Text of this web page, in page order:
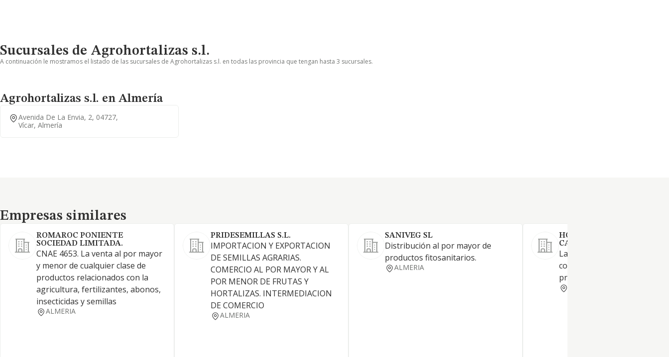
Sucursales de Agrohortalizas s.l.
A continuación le mostramos el listado de las sucursales de Agrohortalizas s.l. en todas las provincia que tengan hasta 3 sucursales.
Agrohortalizas s.l. en Almería
Avenida De La Envia, 2, 04727,
Vícar, Almería
Empresas similares
Empresas similares
ROMAROC PONIENTE
SOCIEDAD LIMITADA.
CNAE 4653. La venta al por mayor
y menor de cualquier clase de
productos relacionados con la
agricultura, fertilizantes, abonos,
insecticidas y semillas
ALMERIA
PRIDESEMILLAS S.L.
IMPORTACION Y EXPORTACION
DE SEMILLAS AGRARIAS.
COMERCIO AL POR MAYOR Y AL
POR MENOR DE FRUTAS Y
HORTALIZAS. INTERMEDIACION
DE COMERCIO
ALMERIA
SANIVEG SL
Distribución al por mayor de
productos fitosanitarios.
ALMERIA
HORTALIZAS LIDMERCARR
CAMPOS DE NIJAR SL
La sociedad tendrá por
comercialización y
productos agrícolas